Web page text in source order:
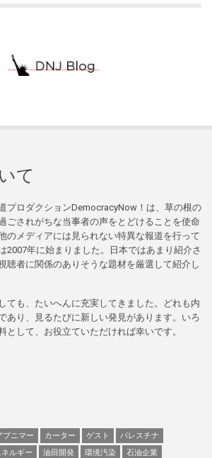
て
プロダクションDemocracyNow！は、草の根の
ごされがちな当事者の声をとどけることを使命
のメディアには見られない特異な報道を行って
2007年に始まりました。日本ではあまり紹介さ
聴者に関係のありそうな題材を厳選して紹介し
ても、たいへんに充実してきました。どれも内
あり、見るたびに新しい発見があります。いろ
として、お役立ていただければ幸いです。
ブニマー カーター ゲスト
パレスチナ
ネルギー 油田開発 環境汚染 石油企業